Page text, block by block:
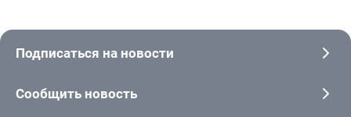
Подписаться на новости
Сообщить новость